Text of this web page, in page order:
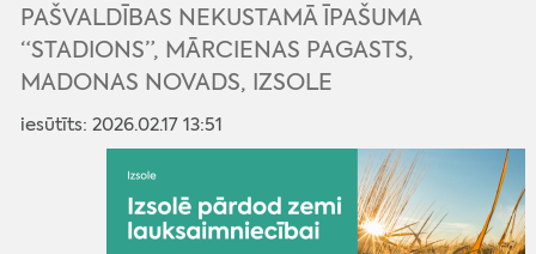
PAŠVALDĪBAS NEKUSTAMĀ ĪPAŠUMA
“STADIONS”, MĀRCIENAS PAGASTS,
MADONAS NOVADS, IZSOLE
iesūtīts: 2026.02.17 13:51